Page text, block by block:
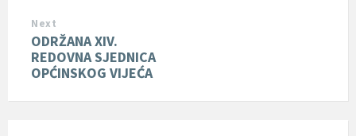
Next
ODRŽANA XIV.
REDOVNA SJEDNICA
OPĆINSKOG VIJEĆA